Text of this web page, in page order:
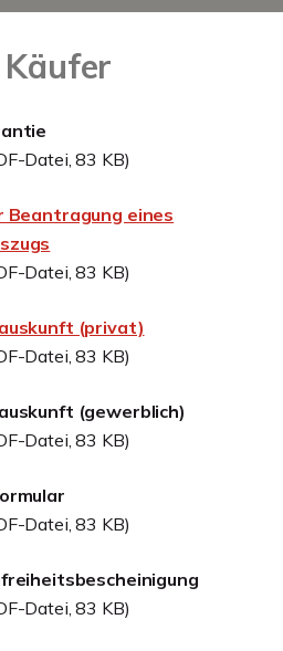
Datei, 83 KB)
Beantragung eines
Datei, 83 KB)
(privat)
Datei, 83 KB)
(gewerblich)
Datei, 83 KB)
Datei, 83 KB)
Datei, 83 KB)